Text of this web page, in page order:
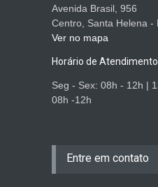
Avenida Brasil, 956
Centro, Santa Helena -
Ver no mapa
Horário de Atendimento
Seg - Sex: 08h - 12h |
08h -12h
Entre em contato